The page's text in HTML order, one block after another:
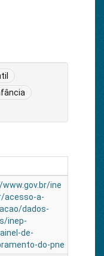
ine
acesso-a-
dados-
inep-
de-
do-pne